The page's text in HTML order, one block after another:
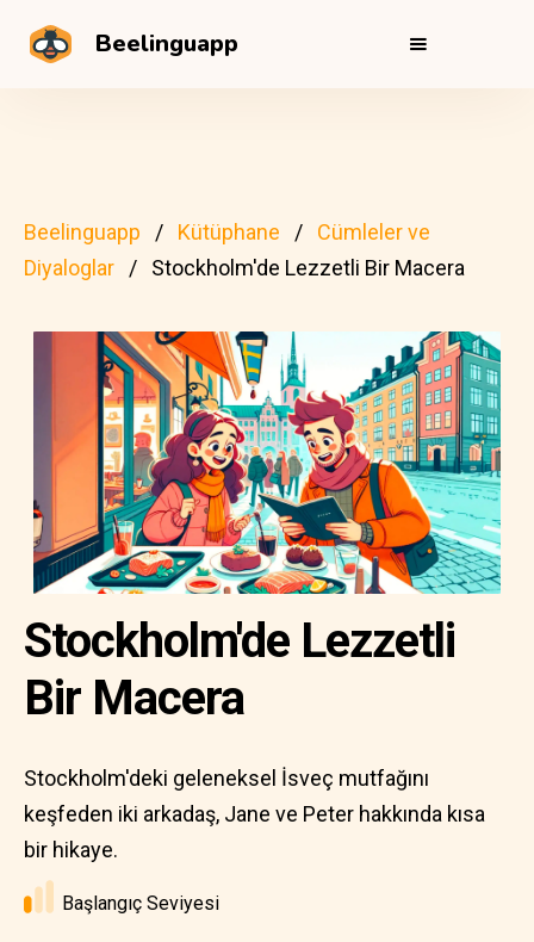
Beelinguapp
Beelinguapp Kütüphane
Cümleler ve
Diyaloglar
Stockholm'de Lezzetli Bir Macera
Stockholm'de Lezzetli
Bir Macera
Stockholm'deki geleneksel İsveç mutfağını
keşfeden iki arkadaş, Jane ve Peter hakkında kısa
bir hikaye.
Başlangıç Seviyesi